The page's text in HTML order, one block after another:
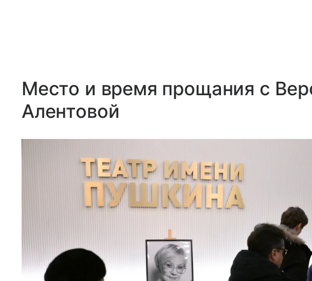
Место и время прощания с
Алентовой